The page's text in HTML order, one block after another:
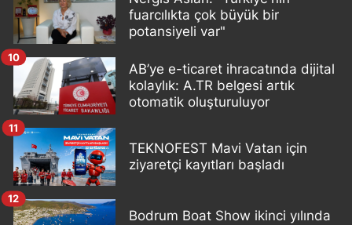
fuarcılıkta çok büyük bir
potansiyeli var"
AB’ye e-ticaret ihracatında dijital
kolaylık: A.TR belgesi artık
otomatik oluşturuluyor
10
TEKNOFEST Mavi Vatan için
ziyaretçi kayıtları başladı
11
Bodrum Boat Show ikinci yılında
12